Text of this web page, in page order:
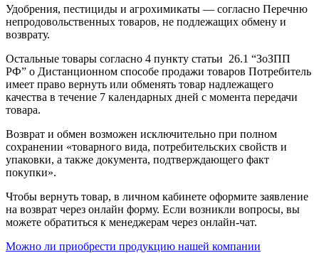
Удобрения, пестициды и агрохимикаты — согласно Перечню
непродовольственных товаров, не подлежащих обмену и
возврату.
Остальные товары согласно 4 пункту статьи 26.1 “ЗоЗПП
РФ” о Дистанционном способе продажи товаров Потребитель
имеет право вернуть или обменять товар надлежащего
качества в течение 7 календарных дней с момента передачи
товара.
Возврат и обмен возможен исключительно при полном
сохранении «товарного вида, потребительских свойств и
упаковки, а также документа, подтверждающего факт
покупки».
Чтобы вернуть товар, в личном кабинете оформите заявление
на возврат через онлайн форму. Если возникли вопросы, вы
можете обратиться к менеджерам через онлайн-чат.
Можно ли приобрести продукцию нашей компании